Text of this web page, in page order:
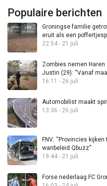
Populaire berichten
Groningse familie
eruit als een
22:54 - 21 juli
Zombies nemen
Justin (29): “Vanaf
16:11 - 26 juli
Automobilist maakt
13:36 - 26 juli
FNV: “Provincies
wanbeleid Qbuzz”
19:44 - 21 juli
Forse nederlaag FC